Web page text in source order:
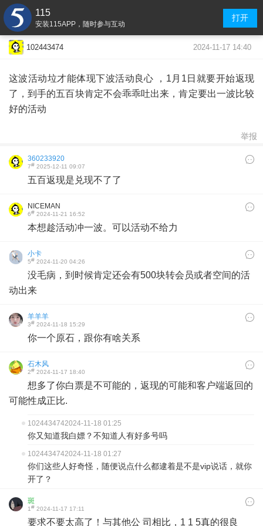
115
安装115APP，随时参与互动
打开
102443474 2024-11-17 14:40
这波活动垃才能体现下波活动良心 ，1月1日就要开始返现
了，到手的五百块肯定不会乖乖吐出来，肯定要出一波比较
好的活动
举报
360233920
7# 2025-12-11 09:07
五百返现是兑现不了了
NICEMAN
6# 2024-11-21 16:52
本想趁活动冲一波。可以活动不给力
小卡
5# 2024-11-20 04:26
没毛病，到时候肯定还会有500块转会员或者空间的活
动出来
羊羊羊
3# 2024-11-18 15:29
你一个原石，跟你有啥关系
石木风
2# 2024-11-17 18:40
想多了你白票是不可能的，返现的可能和客户端返回的
可能性成正比.
1024434742024-11-18 01:25
你又知道我白嫖？不知道人有好多号吗
1024434742024-11-18 01:27
你们这些人好奇怪，随便说点什么都逮着是不是vip说话，就你
开了？
斑
1# 2024-11-17 17:11
要求不要太高了！与其他公 司相比，1 1 5真的很良